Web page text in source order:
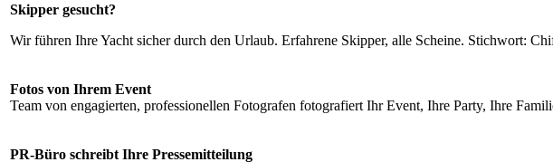
Skipper gesucht?
Wir führen Ihre Yacht sicher durch den Urlaub. Erfahrene Skipper, alle Scheine. Stichwort:
Fotos von Ihrem Event
Team von engagierten, professionellen Fotografen fotografiert Ihr Event, Ihre Party, Ihre
PR-Büro schreibt Ihre Pressemitteilung